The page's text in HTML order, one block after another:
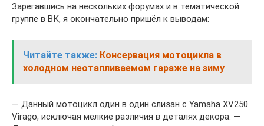
Зарегавшись на нескольких форумах и в тематической
группе в ВК, я окончательно пришёл к выводам:
Читайте также: Консервация мотоцикла в
холодном неотапливаемом гараже на зиму
— Данный мотоцикл один в один слизан с Yamaha XV250
Virago, исключая мелкие различия в деталях декора. —